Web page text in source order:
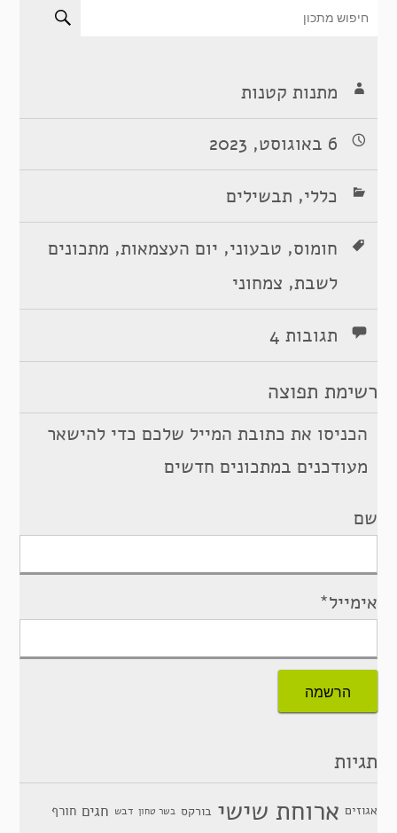
מתנות קטנות
6 באוגוסט, 2023
כללי, תבשילים
חומוס, טבעוני, יום העצמאות, מתכונים
לשבת, צמחוני
תגובות 4
רשימת תפוצה
הכניסו את כתובת המייל שלכם כדי להישאר
מעודכנים במתכונים חדשים
שם
אימייל*
תגיות
אגוזים ארוחת שישי בורקס בשר טחון דבש חגים חורף